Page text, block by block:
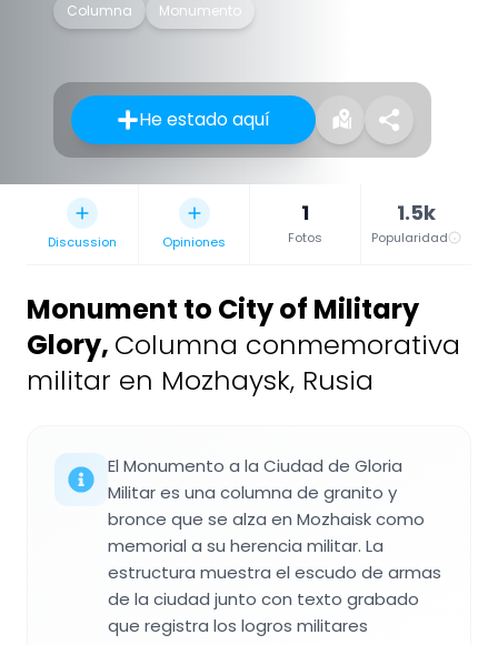
Columna Monumento
He estado aquí
Discussion Opiniones
1
Fotos
1.5k
Popularidad
Monument to City of Military
Glory, Columna conmemorativa
militar en Mozhaysk, Rusia
El Monumento a la Ciudad de Gloria
Militar es una columna de granito y
bronce que se alza en Mozhaisk como
memorial a su herencia militar. La
estructura muestra el escudo de armas
de la ciudad junto con texto grabado
que registra los logros militares